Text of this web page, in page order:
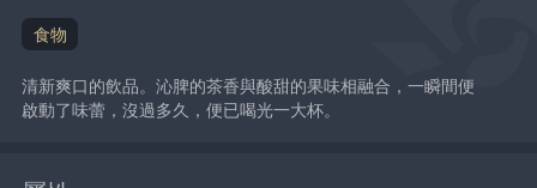
食物
清新爽口的飲品。沁脾的茶香與酸甜的果味相融合，一瞬間便
啟動了味蕾，沒過多久，便已喝光一大杯。